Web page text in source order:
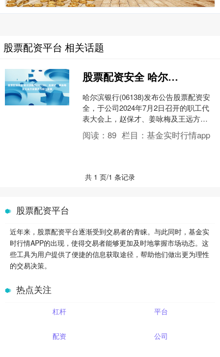
股票配资平台 相关话题
股票配资安全 哈尔滨银行(06138)：赵保才、姜咏梅及王远方获重选为职工监事
哈尔滨银行(06138)发布公告股票配资安
全，于公司2024年7月2日召开的职工代
表大会上，赵保才、姜咏梅及王远方获
重选为第九届监事会职工监事，任期均
自该选举之....
阅读：89 栏目：基金实时行情app
共 1 页/1 条记录
股票配资平台
近年来，股票配资平台逐渐受到交易者的青睐。与此同时，基金实
时行情APP的出现，使得交易者能够更加及时地掌握市场动态。这
些工具为用户提供了便捷的信息获取途径，帮助他们做出更为理性
的交易决策。
热点关注
杠杆 平台
配资 公司